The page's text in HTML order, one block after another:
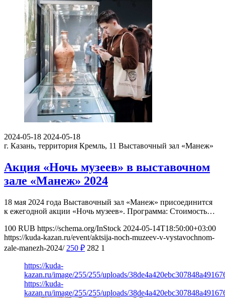
2024-05-18 2024-05-18
г. Казань, территория Кремль, 11 Выставочный зал «Манеж»
Акция «Ночь музеев» в выставочном
зале «Манеж» 2024
18 мая 2024 года Выставочный зал «Манеж» присоединится
к ежегодной акции «Ночь музеев». Программа: Стоимость…
100 RUB https://schema.org/InStock 2024-05-14T18:50:00+03:00
https://kuda-kazan.ru/event/aktsija-noch-muzeev-v-vystavochnom-
zale-manezh-2024/ 250 ₽ 282 1
https://kuda-
kazan.ru/image/255/255/uploads/
https://kuda-
kazan.ru/image/255/255/uploads/